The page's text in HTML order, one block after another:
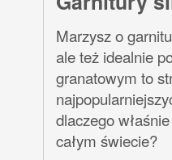
Marzysz o
ale też idealnie
granatowym to
dlaczego
całym świecie?